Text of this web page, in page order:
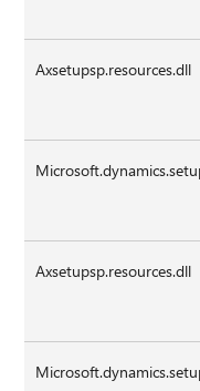
Axsetupsp.resources.dll
Axsetupsp.resources.dll